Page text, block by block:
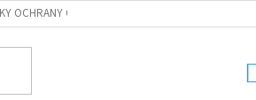
OCHRANY OSOBNÝCH ÚDAJOV